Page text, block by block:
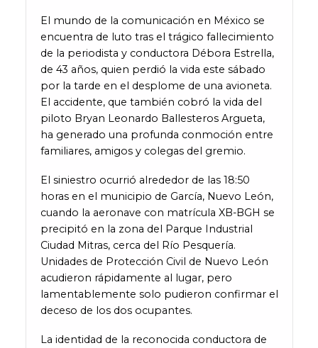
El mundo de la comunicación en México se
encuentra de luto tras el trágico fallecimiento
de la periodista y conductora Débora Estrella,
de 43 años, quien perdió la vida este sábado
por la tarde en el desplome de una avioneta.
El accidente, que también cobró la vida del
piloto Bryan Leonardo Ballesteros Argueta,
ha generado una profunda conmoción entre
familiares, amigos y colegas del gremio.
El siniestro ocurrió alrededor de las 18:50
horas en el municipio de García, Nuevo León,
cuando la aeronave con matrícula XB-BGH se
precipitó en la zona del Parque Industrial
Ciudad Mitras, cerca del Río Pesquería.
Unidades de Protección Civil de Nuevo León
acudieron rápidamente al lugar, pero
lamentablemente solo pudieron confirmar el
deceso de los dos ocupantes.
La identidad de la reconocida conductora de